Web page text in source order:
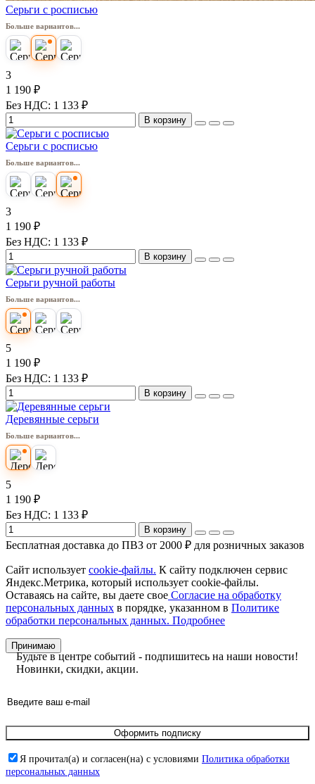
Серьги с росписью
Больше вариантов...
3
1 190 ₽
Без НДС: 1 133 ₽
В корзину
Серьги с росписью
Больше вариантов...
3
1 190 ₽
Без НДС: 1 133 ₽
В корзину
Серьги ручной работы
Больше вариантов...
5
1 190 ₽
Без НДС: 1 133 ₽
В корзину
Деревянные серьги
Больше вариантов...
5
1 190 ₽
Без НДС: 1 133 ₽
В корзину
Бесплатная доставка до ПВЗ от 2000 ₽ для розничных заказов
Сайт использует cookie-файлы. К cайту подключен сервис
Яндекс.Метрика, который использует cookie-файлы.
Оставаясь на сайте, вы даете свое Согласие на обработку
персональных данных в порядке, указанном в Политике
обработки персональных данных. Подробнее
Принимаю
Будьте в центре событий - подпишитесь на наши новости!
Новинки, скидки, акции.
Оформить подписку
Я прочитал(а) и согласен(на) с условиями Политика обработки
персональных данных